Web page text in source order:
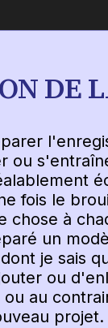
DE
ou
fois le
chose à
un
je sais
ou
au
projet.